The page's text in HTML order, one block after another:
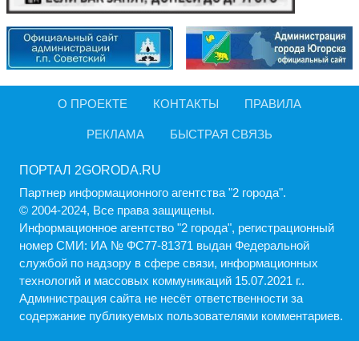
О ПРОЕКТЕ КОНТАКТЫ ПРАВИЛА
РЕКЛАМА БЫСТРАЯ СВЯЗЬ
ПОРТАЛ 2GORODA.RU
Партнер информационного агентства "2 города".
© 2004-2024, Все права защищены.
Информационное агентство "2 города", регистрационный
номер СМИ: ИА № ФС77-81371 выдан Федеральной
службой по надзору в сфере связи, информационных
технологий и массовых коммуникаций 15.07.2021 г..
Администрация cайта не несёт ответственности за
содержание публикуемых пользователями комментариев.